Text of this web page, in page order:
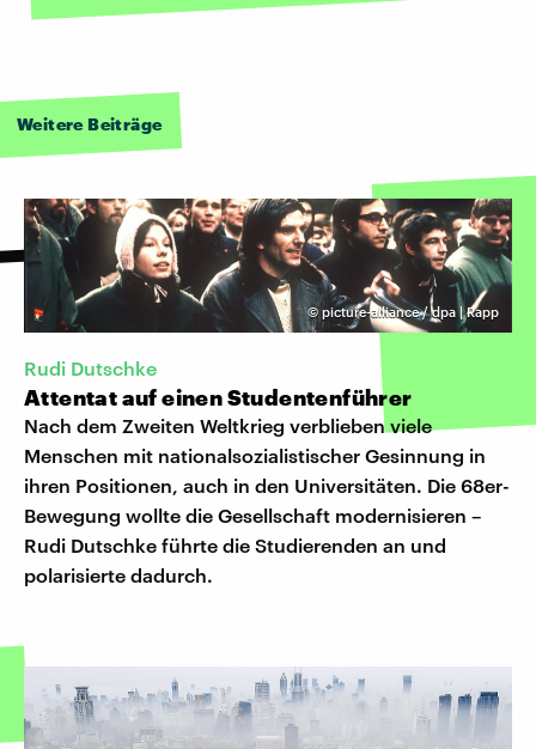
Weitere Beiträge
©picture-alliance / dpa | Rapp
Rudi Dutschke
Attentat auf einen Studentenführer
Nach dem Zweiten Weltkrieg verblieben viele
Menschen mit nationalsozialistischer Gesinnung in
ihren Positionen, auch in den Universitäten. Die 68er-
Bewegung wollte die Gesellschaft modernisieren –
Rudi Dutschke führte die Studierenden an und
polarisierte dadurch.